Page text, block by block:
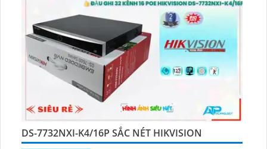
DS-7732NXI-K4/16P SẮC NÉT HIKVISION